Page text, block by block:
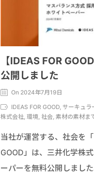
【IDEAS FOR
公開しました
On 2024年7月19日
IDEAS FOR GOOD, サーキュ
株式会社, 環境, 社会, 素材の素材ま
当社が運営する、社会を
GOOD」は、三井化学株
ーパーを無料公開しました